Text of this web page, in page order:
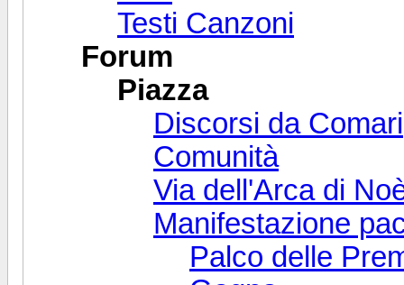
Testi Canzoni
Forum
Piazza
Discorsi da Comari
Comunità
Via dell'Arca di
Manifestazione
Palco delle